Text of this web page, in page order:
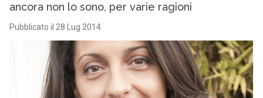
ancora non lo sono, per varie ragioni
Pubblicato il 28 Lug 2014